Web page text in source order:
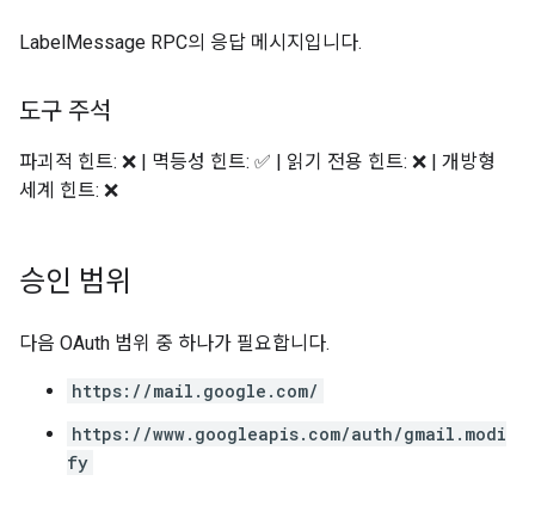
LabelMessage RPC의 응답 메시지입니다.
도구 주석
파괴적 힌트: ❌ | 멱등성 힌트: ✅ | 읽기 전용 힌트: ❌ | 개방형
세계 힌트: ❌
승인 범위
다음 OAuth 범위 중 하나가 필요합니다.
https://mail.google.com/
https://www.googleapis.com/auth/gmail.modi
fy